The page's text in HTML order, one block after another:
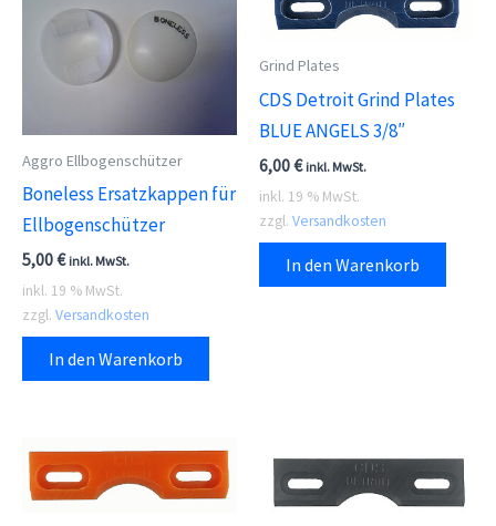
Aggro Ellbogenschützer
Boneless Ersatzkappen für
Ellbogenschützer
5,00€ inkl. MwSt.
inkl. 19 % MwSt.
zzgl. Versandkosten
In den Warenkorb
Grind Plates
CDS Detroit Grind Plates
BLUE ANGELS 3/8″
6,00€ inkl. MwSt.
inkl. 19 % MwSt.
zzgl. Versandkosten
In den Warenkorb